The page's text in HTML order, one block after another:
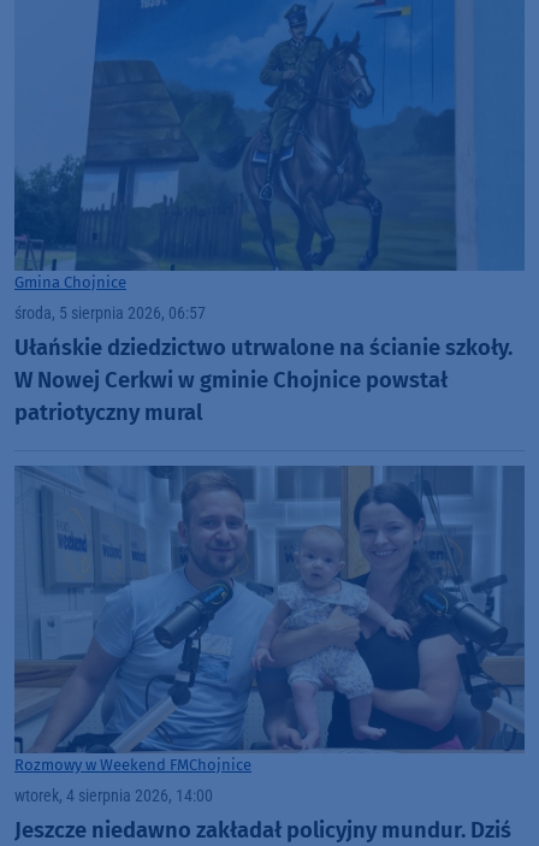
Gmina Chojnice
środa, 5 sierpnia 2026, 06:57
Ułańskie dziedzictwo utrwalone na ścianie szkoły.
W Nowej Cerkwi w gminie Chojnice powstał
patriotyczny mural
Rozmowy w Weekend FMChojnice
wtorek, 4 sierpnia 2026, 14:00
Jeszcze niedawno zakładał policyjny mundur. Dziś